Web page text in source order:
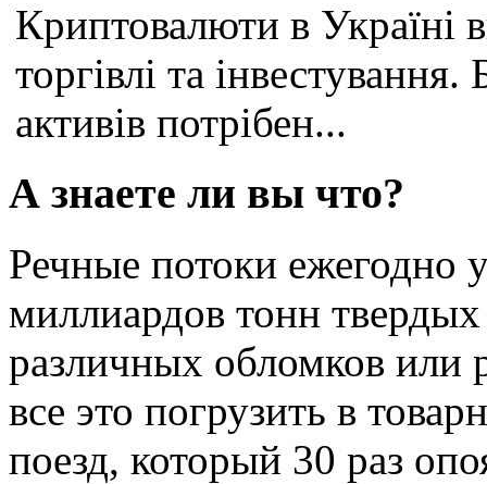
Криптовалюти в Україні
торгівлі та
активів потрібен...
А знаете ли вы что?
Речные потоки ежегодно
миллиардов тонн
различных обломков или
все это погрузить в
поезд, который 30 раз